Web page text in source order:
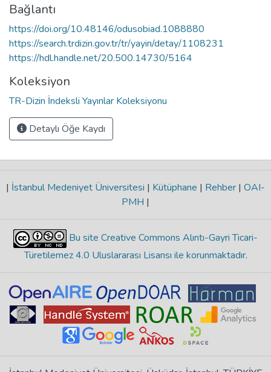
Bağlantı
https://doi.org/10.48146/odusobiad.1088880
https://search.trdizin.gov.tr/tr/yayin/detay/1108231
https://hdl.handle.net/20.500.14730/5164
Koleksiyon
TR-Dizin İndeksli Yayınlar Koleksiyonu
Detaylı Öğe Kaydı
| İstanbul Medeniyet Üniversitesi | Kütüphane | Rehber | OAI-
PMH |
Bu site Creative Commons Alıntı-Gayri Ticari-
Türetilemez 4.0 Uluslararası Lisansı ile korunmaktadır.